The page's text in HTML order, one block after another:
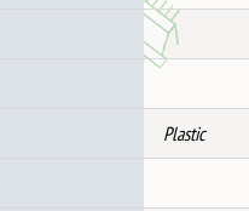
Plastic